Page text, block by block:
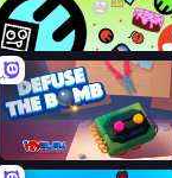
The Epic Party
Defuse the Bomb 3D